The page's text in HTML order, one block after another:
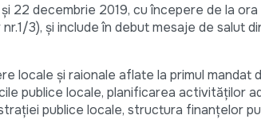
22 decembrie 2019, cu începere de la ora
3), și include în debut mesaje de salut
locale și raionale aflate la primul mandat
publice locale, planificarea activităților
publice locale, structura finanțelor